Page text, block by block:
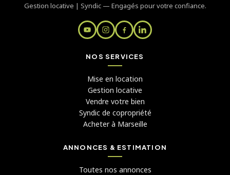
Gestion locative | Syndic — Engagés pour votre confiance.
NOS SERVICES
Mise en location
Gestion locative
Vendre votre bien
Syndic de copropriété
Acheter à Marseille
ANNONCES & ESTIMATION
Toutes nos annonces